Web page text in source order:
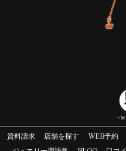
資料請求 店舗を探す WEB予約